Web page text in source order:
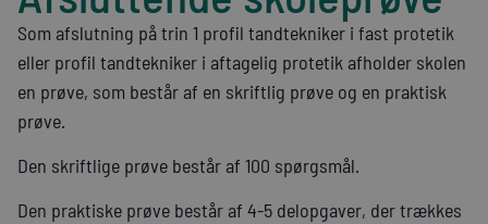
Som afslutning på trin 1 profil tandtekniker i fast protetik
eller profil tandtekniker i aftagelig protetik afholder skolen
en prøve, som består af en skriftlig prøve og en praktisk
prøve.
Den skriftlige prøve består af 100 spørgsmål.
Den praktiske prøve består af 4-5 delopgaver, der trækkes